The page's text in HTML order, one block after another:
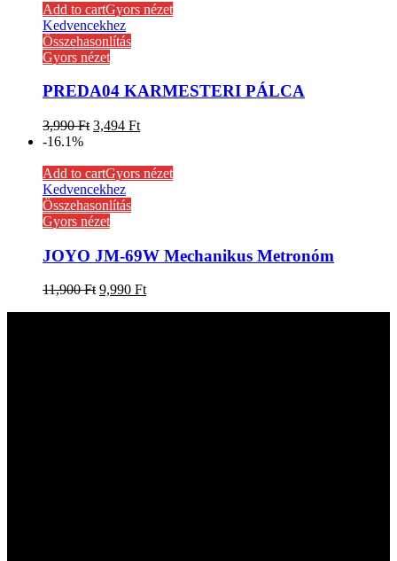
Add to cartGyors nézet
Kedvencekhez
Összehasonlítás
Gyors nézet
PREDA04 KARMESTERI PÁLCA
3,990Ft 3,494 Ft
-16.1%
Add to cartGyors nézet
Kedvencekhez
Összehasonlítás
Gyors nézet
JOYO JM-69W Mechanikus Metronóm
11,900Ft 9,990 Ft